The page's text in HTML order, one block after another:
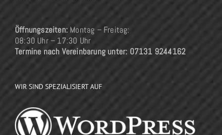
Öffnungszeiten: Montag – Freitag:
08:30 Uhr – 17:30 Uhr
Termine nach Vereinbarung unter: 07131 9244162
WIR SIND SPEZIALISIERT AUF